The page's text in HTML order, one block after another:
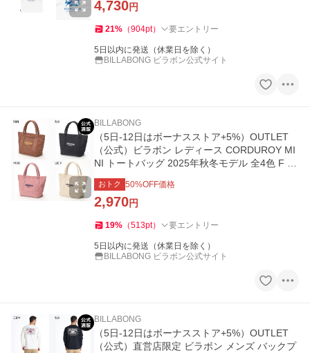
4,730円
21% （904pt） 要エントリー
5日以内に発送（休業日を除く）
BILLABONG ビラボン公式サイト
BILLABONG
（5日-12日はボーナスストア+5%）OUTLET
（公式）ビラボン レディース CORDUROY MI
NI トートバッグ 2025年秋冬モデル 全4色 F BI
LLABONG
おトク 50%OFF価格
2,970円
19% （513pt） 要エントリー
5日以内に発送（休業日を除く）
BILLABONG ビラボン公式サイト
BILLABONG
（5日-12日はボーナスストア+5%）OUTLET
（公式）直営店限定 ビラボン メンズ バックプ